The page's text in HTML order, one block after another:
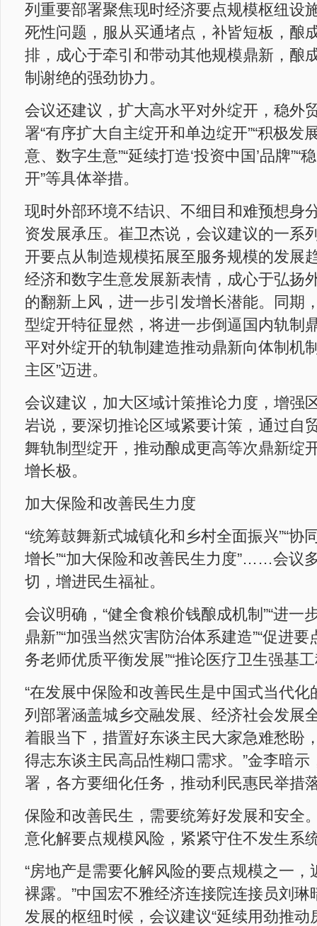
列重要部署聚焦现时经济要点规模枢纽设
死性问题，服从买通堵点，补皆短板，酿
排，成心于牵引和带动其他规模鼎新，酿
制谢绝的强劲协力。
会议还建议，扩大高水平对外绽开，稳外
署“有序扩大自主绽开和单边绽开”“积极发
意、数字生意”“延续打造‘投资中国’品牌”“
开”等具体举措。
现时外部环境不结识、不细目和难预想身
资发展承压。崔卫杰说，会议建议的一系
开要点从制造规模拓展至服务规模的发展
经济和数字生意发展新表情，成心于弘扬
的翻新上风，进一步引发增长潜能。同期
型绽开特征显然，将进一步倒逼国内轨制
平对外绽开的轨制建造推动鼎新向体制机
主区”迈进。
会议建议，加大区域计策推论力度，增强
岩说，要深切推论区域紧要计策，通过自
舞轨制型绽开，推动酿成更高等次鼎新绽
增长极。
加大保险和改善民生力度
“统筹鼓舞新式城镇化和乡村全面振兴”“协
增长”“加大保险和改善民生力度”……会议
切，增进民生福祉。
会议明确，“健全食粮价钱酿成机制”“进一
鼎新”“加强当然灾害防治体系建造”“促进要
务老师优质平衡发展”“推论医疗卫生强基工
“在发展中保险和改善民生是中国式当代化
列部署涵盖城乡交融发展、经济社会发展
着眼当下，措置好东谈主民大家急难愁盼
得志东谈主民高品性糊口需求。”金李暗示
署，各方要细化任务，推动利民惠民举措
保险和改善民生，需要统筹好发展和安全
意化解要点规模风险，紧紧守住不发生系
“房地产是需要化解风险的要点规模之一，
裸露。”中国宏不雅经济连接院连接员刘琳
发展的枢纽时候，会议建议“延续用劲推动